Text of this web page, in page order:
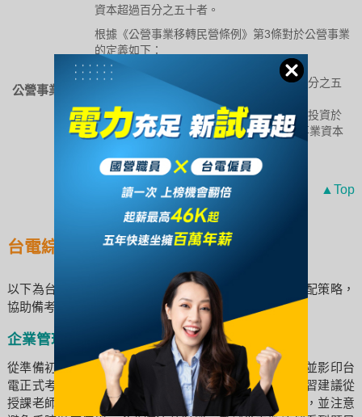
資本超過百分之五十者。
公營事業定義
根據《公營事業移轉民營條例》第3條對於公營事業
的定義如下：
1.各級政府獨資或合營者。
2.政府與人民合資經營，且政府資本超過百分之五
3.政府與前二款公營事業或前二款公營事業投資於
其他事業，其投資之資本合計超過該投資事業資本
▲Top
台電綜合行政準備心得
以下為台電綜合行政類別錄取學員分享的閱讀與時間分配策略，
協助備考生提升準備效率與記憶效果，供參考。
企業管理
從準備初期就開始使用考試當天要用的筆，練習手感，並影印台
電正式考試的答題紙來熟悉作答位置與手感。申論題練習建議從
授課老師標記的重點概念開始，掌握後再練習其他題目，並注意